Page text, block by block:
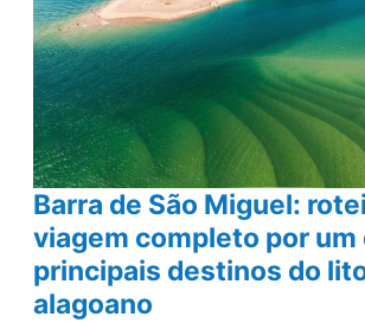
Barra de São Miguel:
viagem completo por um
principais destinos do
alagoano